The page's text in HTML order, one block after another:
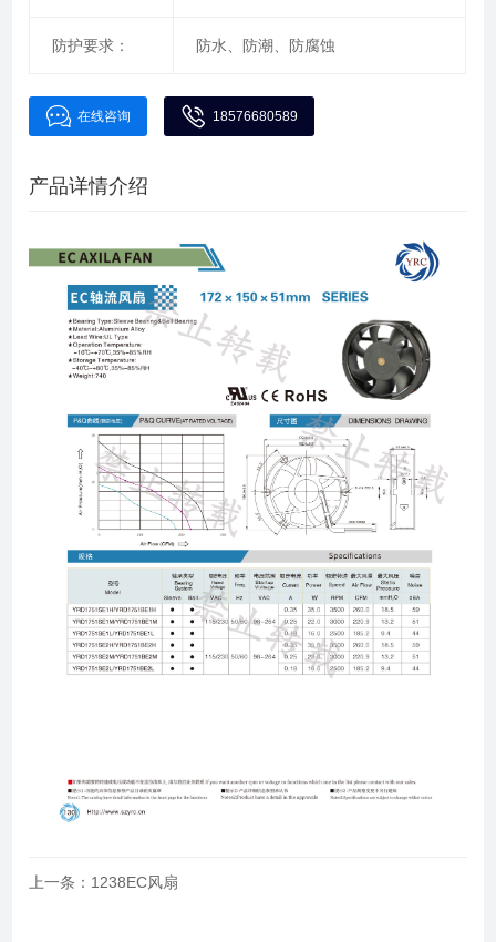
防护要求： 防水、防潮、防腐蚀
在线咨询 18576680589
产品详情介绍
上一条：1238EC风扇